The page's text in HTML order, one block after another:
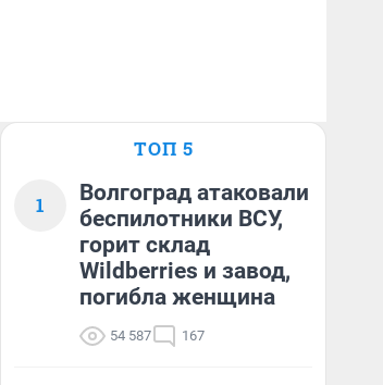
ТОП 5
1
Волгоград атаковали
беспилотники ВСУ,
горит склад
Wildberries и завод,
погибла женщина
54 587 167